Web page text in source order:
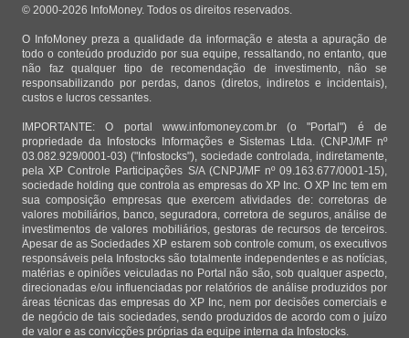
© 2000-2026 InfoMoney. Todos os direitos reservados.
O InfoMoney preza a qualidade da informação e atesta a apuração de
todo o conteúdo produzido por sua equipe, ressaltando, no entanto, que
não faz qualquer tipo de recomendação de investimento, não se
responsabilizando por perdas, danos (diretos, indiretos e incidentais),
custos e lucros cessantes.
IMPORTANTE: O portal www.infomoney.com.br (o "Portal") é de
propriedade da Infostocks Informações e Sistemas Ltda. (CNPJ/MF nº
03.082.929/0001-03) ("Infostocks"), sociedade controlada, indiretamente,
pela XP Controle Participações S/A (CNPJ/MF nº 09.163.677/0001-15),
sociedade holding que controla as empresas do XP Inc. O XP Inc tem em
sua composição empresas que exercem atividades de: corretoras de
valores mobiliários, banco, seguradora, corretora de seguros, análise de
investimentos de valores mobiliários, gestoras de recursos de terceiros.
Apesar de as Sociedades XP estarem sob controle comum, os executivos
responsáveis pela Infostocks são totalmente independentes e as notícias,
matérias e opiniões veiculadas no Portal não são, sob qualquer aspecto,
direcionadas e/ou influenciadas por relatórios de análise produzidos por
áreas técnicas das empresas do XP Inc, nem por decisões comerciais e
de negócio de tais sociedades, sendo produzidos de acordo com o juízo
de valor e as convicções próprias da equipe interna da Infostocks.